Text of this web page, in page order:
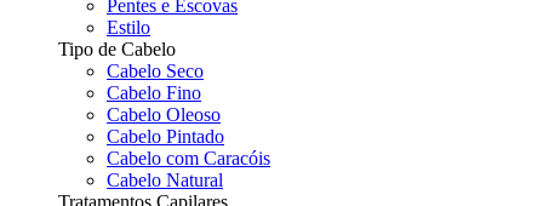
Pentes e Escovas
Estilo
Tipo de Cabelo
Cabelo Seco
Cabelo Fino
Cabelo Oleoso
Cabelo Pintado
Cabelo com Caracóis
Cabelo Natural
Tratamentos Capilares